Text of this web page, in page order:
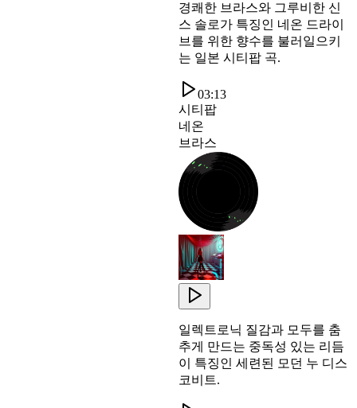
경쾌한 브라스와 그루비한 신
스 솔로가 특징인 네온 드라이
브를 위한 향수를 불러일으키
는 일본 시티팝 곡.
03:13
시티팝
네온
브라스
일렉트로닉 질감과 모두를 춤
추게 만드는 중독성 있는 리듬
이 특징인 세련된 모던 누 디스
코비트.